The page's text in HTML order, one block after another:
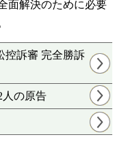
面解決のために必要
控訴審 完全勝訴
人の原告